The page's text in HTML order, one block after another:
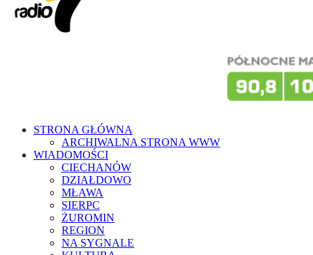
STRONA GŁÓWNA
ARCHIWALNA STRONA WWW
WIADOMOŚCI
CIECHANÓW
DZIAŁDOWO
MŁAWA
SIERPC
ŻUROMIN
REGION
NA SYGNALE